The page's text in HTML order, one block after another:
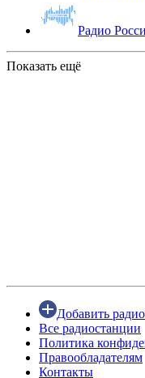
Радио
Показать ещё
Добавить радио
Все радиостанции
Политика
Правообладателям
Контакты